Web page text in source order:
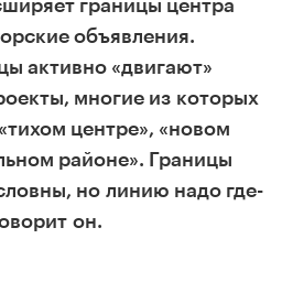
границы центра
объявления.
активно «двигают»
многие из которых
центре», «новом
районе». Границы
но линию надо где-
он.